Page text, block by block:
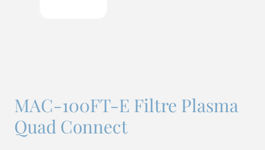
MAC-100FT-E Filtre Plasma
Quad Connect